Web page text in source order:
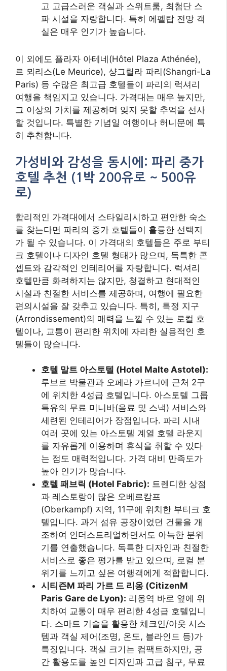
고 고급스러운 객실과 스위트룸, 최첨단 스
파 시설을 자랑합니다. 특히 에펠탑 전망 객
실은 매우 인기가 높습니다.
이 외에도 플라자 아테네(Hôtel Plaza Athénée),
르 뫼리스(Le Meurice), 샹그릴라 파리(Shangri-La
Paris) 등 수많은 최고급 호텔들이 파리의 럭셔리
여행을 책임지고 있습니다. 가격대는 매우 높지만,
그 이상의 가치를 제공하며 잊지 못할 추억을 선사
할 것입니다. 특별한 기념일 여행이나 허니문에 특
히 추천합니다.
가성비와 감성을 동시에: 파리 중가
호텔 추천 (1박 200유로 ~ 500유
로)
합리적인 가격대에서 스타일리시하고 편안한 숙소
를 찾는다면 파리의 중가 호텔들이 훌륭한 선택지
가 될 수 있습니다. 이 가격대의 호텔들은 주로 부티
크 호텔이나 디자인 호텔 형태가 많으며, 독특한 콘
셉트와 감각적인 인테리어를 자랑합니다. 럭셔리
호텔만큼 화려하지는 않지만, 청결하고 현대적인
시설과 친절한 서비스를 제공하며, 여행에 필요한
편의시설을 잘 갖추고 있습니다. 특히, 특정 지구
(Arrondissement)의 매력을 느낄 수 있는 로컬 호
텔이나, 교통이 편리한 위치에 자리한 실용적인 호
텔들이 많습니다.
호텔 말트 아스토텔 (Hotel Malte Astotel):
루브르 박물관과 오페라 가르니에 근처 2구
에 위치한 4성급 호텔입니다. 아스토텔 그룹
특유의 무료 미니바(음료 및 스낵) 서비스와
세련된 인테리어가 장점입니다. 파리 시내
여러 곳에 있는 아스토텔 계열 호텔 라운지
를 자유롭게 이용하며 휴식을 취할 수 있다
는 점도 매력적입니다. 가격 대비 만족도가
높아 인기가 많습니다.
호텔 패브릭 (Hotel Fabric): 트렌디한 상점
과 레스토랑이 많은 오베르캄프
(Oberkampf) 지역, 11구에 위치한 부티크 호
텔입니다. 과거 섬유 공장이었던 건물을 개
조하여 인더스트리얼하면서도 아늑한 분위
기를 연출했습니다. 독특한 디자인과 친절한
서비스로 좋은 평가를 받고 있으며, 로컬 분
위기를 느끼고 싶은 여행객에게 적합합니다.
시티즌M 파리 가르 드 리옹 (CitizenM
Paris Gare de Lyon): 리옹역 바로 옆에 위
치하여 교통이 매우 편리한 4성급 호텔입니
다. 스마트 기술을 활용한 체크인/아웃 시스
템과 객실 제어(조명, 온도, 블라인드 등)가
특징입니다. 객실 크기는 컴팩트하지만, 공
간 활용도를 높인 디자인과 고급 침구, 무료